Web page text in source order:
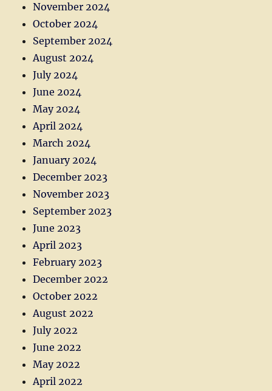
November 2024
October 2024
September 2024
August 2024
July 2024
June 2024
May 2024
April 2024
March 2024
January 2024
December 2023
November 2023
September 2023
June 2023
April 2023
February 2023
December 2022
October 2022
August 2022
July 2022
June 2022
May 2022
April 2022